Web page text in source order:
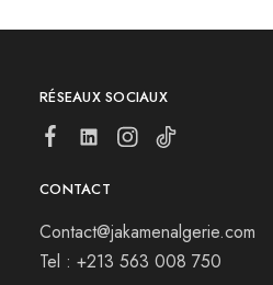
RÉSEAUX SOCIAUX
CONTACT
Contact@jakamenalgerie.com
Tel : +213 563 008 750